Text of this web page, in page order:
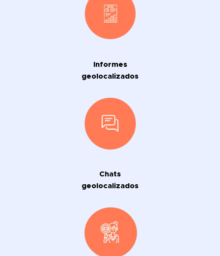
Informes
geolocalizados
Chats
geolocalizados